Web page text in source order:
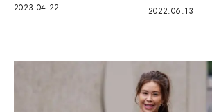
2023.04.22 2022.06.13